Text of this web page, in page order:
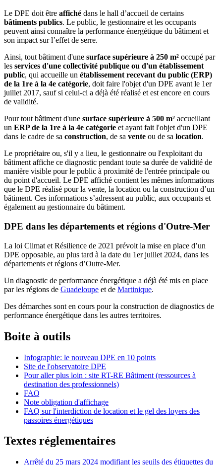
Le DPE doit être affiché dans le hall d’accueil de certains
bâtiments publics. Le public, le gestionnaire et les occupants
peuvent ainsi connaître la performance énergétique du bâtiment et
son impact sur l’effet de serre.
Ainsi, tout bâtiment d'une surface supérieure à 250 m² occupé par
les services d'une collectivité publique ou d'un établissement
public, qui accueille un établissement recevant du public (ERP)
de la 1re à la 4e catégorie, doit faire l'objet d'un DPE avant le 1er
juillet 2017, sauf si celui-ci a déjà été réalisé et est encore en cours
de validité.
Pour tout bâtiment d'une surface supérieure à 500 m² accueillant
un ERP de la 1re à la 4e catégorie et ayant fait l'objet d'un DPE
dans le cadre de sa construction, de sa vente ou de sa location.
Le propriétaire ou, s'il y a lieu, le gestionnaire ou l'exploitant du
bâtiment affiche ce diagnostic pendant toute sa durée de validité de
manière visible pour le public à proximité de l'entrée principale ou
du point d'accueil. Le DPE affiché contient les mêmes informations
que le DPE réalisé pour la vente, la location ou la construction d’un
bâtiment. Ces informations s’adressent au public, aux occupants et
également au gestionnaire du bâtiment.
DPE dans les départements et régions d'Outre-Mer
La loi Climat et Résilience de 2021 prévoit la mise en place d’un
DPE opposable, au plus tard à la date du 1er juillet 2024, dans les
départements et régions d’Outre-Mer.
Un diagnostic de performance énergétique a déjà été mis en place
par les régions de Guadeloupe et de Martinique.
Des démarches sont en cours pour la construction de diagnostics de
performance énergétique dans les autres territoires.
Boite à outils
Infographie: le nouveau DPE en 10 points
Site de l'observatoire DPE
Pour aller plus loin : site RT-RE Bâtiment (ressources à
destination des professionnels)
FAQ
Note obligation d'affichage
FAQ sur l'interdiction de location et le gel des loyers des
passoires énergétiques
Textes réglementaires
Arrêté du 25 mars 2024 modifiant les seuils des étiquettes du